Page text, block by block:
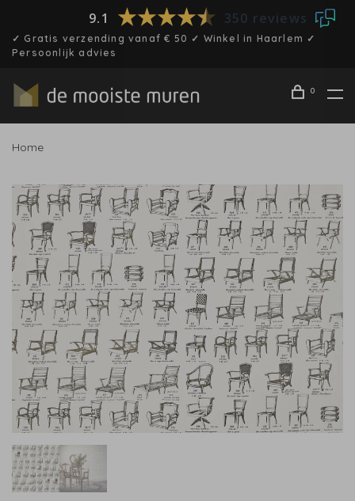
9.1 350 reviews
✓ Gratis verzending vanaf € 50 ✓ Winkel in Haarlem ✓
Persoonlijk advies
0
Home